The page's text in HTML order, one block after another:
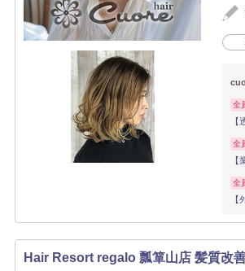
全
全
全
Hair Resort regalo 瓢箪山店 髪質改